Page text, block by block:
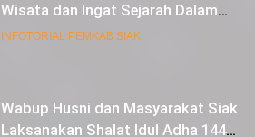
Wisata dan Ingat Sejarah Dalam
Lestarikan Peradaban
INFOTORIAL PEMKAB SIAK
Wabup Husni dan Masyarakat Siak
Laksanakan Shalat Idul Adha 1445